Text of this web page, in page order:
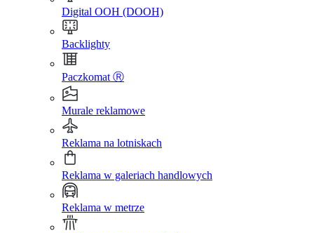
Digital OOH (DOOH)
Backlighty
Paczkomat Ⓡ
Murale reklamowe
Reklama na lotniskach
Reklama w galeriach handlowych
Reklama w metrze